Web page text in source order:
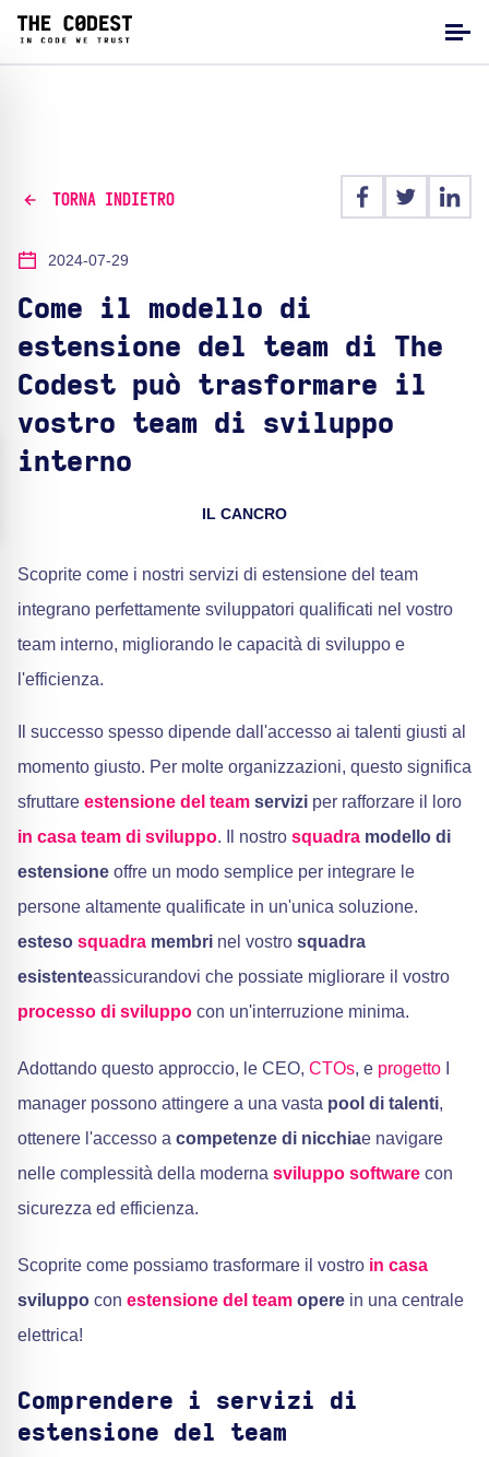
TORNA INDIETRO
2024-07-29
Come il modello di
estensione del team di The
Codest può trasformare il
vostro team di sviluppo
interno
IL CANCRO
Scoprite come i nostri servizi di estensione del team
integrano perfettamente sviluppatori qualificati nel vostro
team interno, migliorando le capacità di sviluppo e
l'efficienza.
Il successo spesso dipende dall'accesso ai talenti giusti al
momento giusto. Per molte organizzazioni, questo significa
sfruttare estensione del team servizi per rafforzare il loro
in casa team di sviluppo. Il nostro squadra modello di
estensione offre un modo semplice per integrare le
persone altamente qualificate in un'unica soluzione.
esteso squadra membri nel vostro squadra
esistenteassicurandovi che possiate migliorare il vostro
processo di sviluppo con un'interruzione minima.
Adottando questo approccio, le CEO, CTOs, e progetto
manager possono attingere a una vasta pool di talenti,
ottenere l'accesso a competenze di nicchiae navigare
nelle complessità della moderna sviluppo software con
sicurezza ed efficienza.
Scoprite come possiamo trasformare il vostro in casa
sviluppo con estensione del team opere in una centrale
elettrica!
Comprendere i servizi di
estensione del team